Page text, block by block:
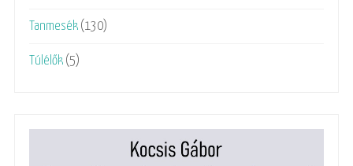
Tanmesék (130)
Túlélők (5)